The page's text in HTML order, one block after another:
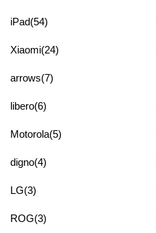
iPad(54)
Xiaomi(24)
arrows(7)
libero(6)
Motorola(5)
digno(4)
LG(3)
ROG(3)